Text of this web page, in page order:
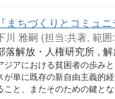
まちづくりとコミュ
川 雅嗣 (担当:共著, 範
落解放・人権研究所 ,
ジアにおける貧困者の歩み
が単に既存の新自由主義的
こと、またそのための鍵とな